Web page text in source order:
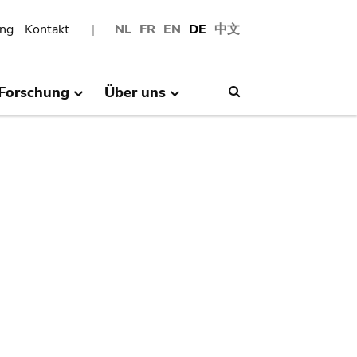
NL FR EN DE 中文
Kontakt
Über uns